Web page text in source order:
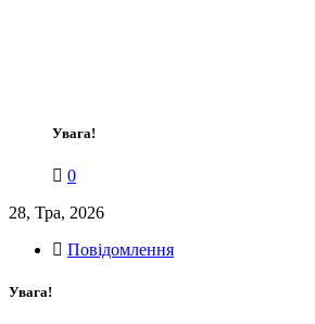
Увага!
0
28, Тра, 2026
Повідомлення
Увага!